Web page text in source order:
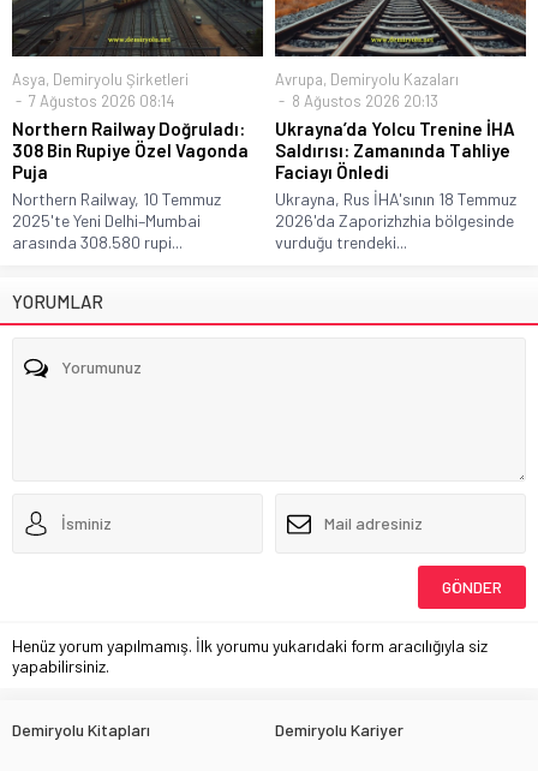
Asya, Demiryolu Şirketleri
7 Ağustos 2026 08:14
Northern Railway Doğruladı:
308 Bin Rupiye Özel Vagonda
Puja
Northern Railway, 10 Temmuz
2025'te Yeni Delhi–Mumbai
arasında 308.580 rupi...
Avrupa, Demiryolu Kazaları
8 Ağustos 2026 20:13
Ukrayna’da Yolcu Trenine İHA
Saldırısı: Zamanında Tahliye
Faciayı Önledi
Ukrayna, Rus İHA'sının 18 Temmuz
2026'da Zaporizhzhia bölgesinde
vurduğu trendeki...
YORUMLAR
Henüz yorum yapılmamış. İlk yorumu yukarıdaki form aracılığıyla siz
yapabilirsiniz.
Demiryolu Kitapları Demiryolu Kariyer